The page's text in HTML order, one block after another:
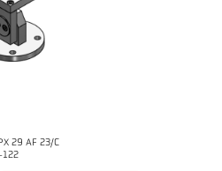
29 AF 23/C
122
Questionnaire Radiation Pyrometers